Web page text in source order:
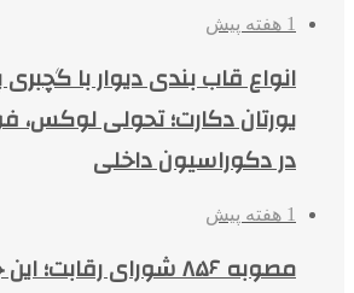
1 هفته پیش
انواع قاب بندی دیوار با
یورتان دکارت؛ تحولی لوکس،
در دکوراسیون داخلی
1 هفته پیش
مصوبه ۸۵۶ شورای